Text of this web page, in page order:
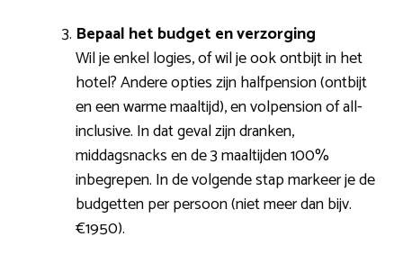
Bepaal het budget en verzorging
Wil je enkel logies, of wil je ook ontbijt in het
hotel? Andere opties zijn halfpension (ontbijt
en een warme maaltijd), en volpension of all-
inclusive. In dat geval zijn dranken,
middagsnacks en de 3 maaltijden 100%
inbegrepen. In de volgende stap markeer je de
budgetten per persoon (niet meer dan bijv.
€1950).